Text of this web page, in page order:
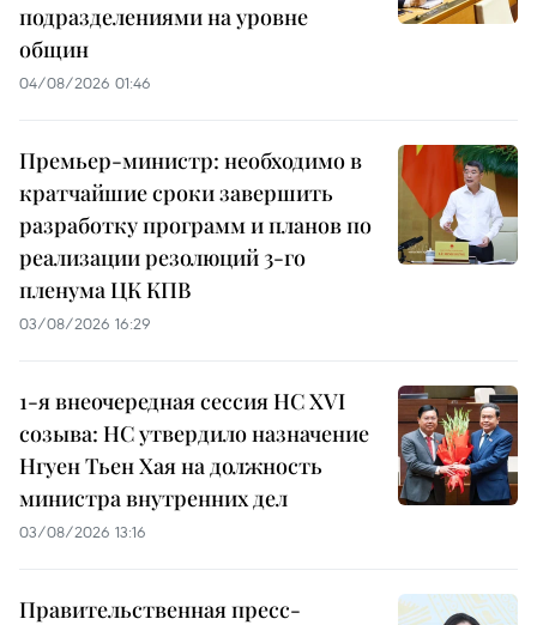
подразделениями на уровне
общин
04/08/2026 01:46
Премьер-министр: необходимо в
кратчайшие сроки завершить
разработку программ и планов по
реализации резолюций 3-го
пленума ЦК КПВ
03/08/2026 16:29
1-я внеочередная сессия НС XVI
созыва: НС утвердило назначение
Нгуен Тьен Хая на должность
министра внутренних дел
03/08/2026 13:16
Правительственная пресс-